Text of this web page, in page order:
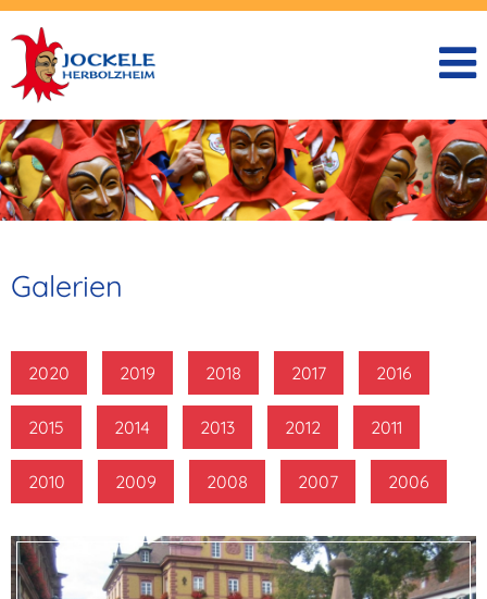
Galerien
2020 2019 2018 2017 2016
2015 2014 2013 2012 2011
2010 2009 2008 2007 2006